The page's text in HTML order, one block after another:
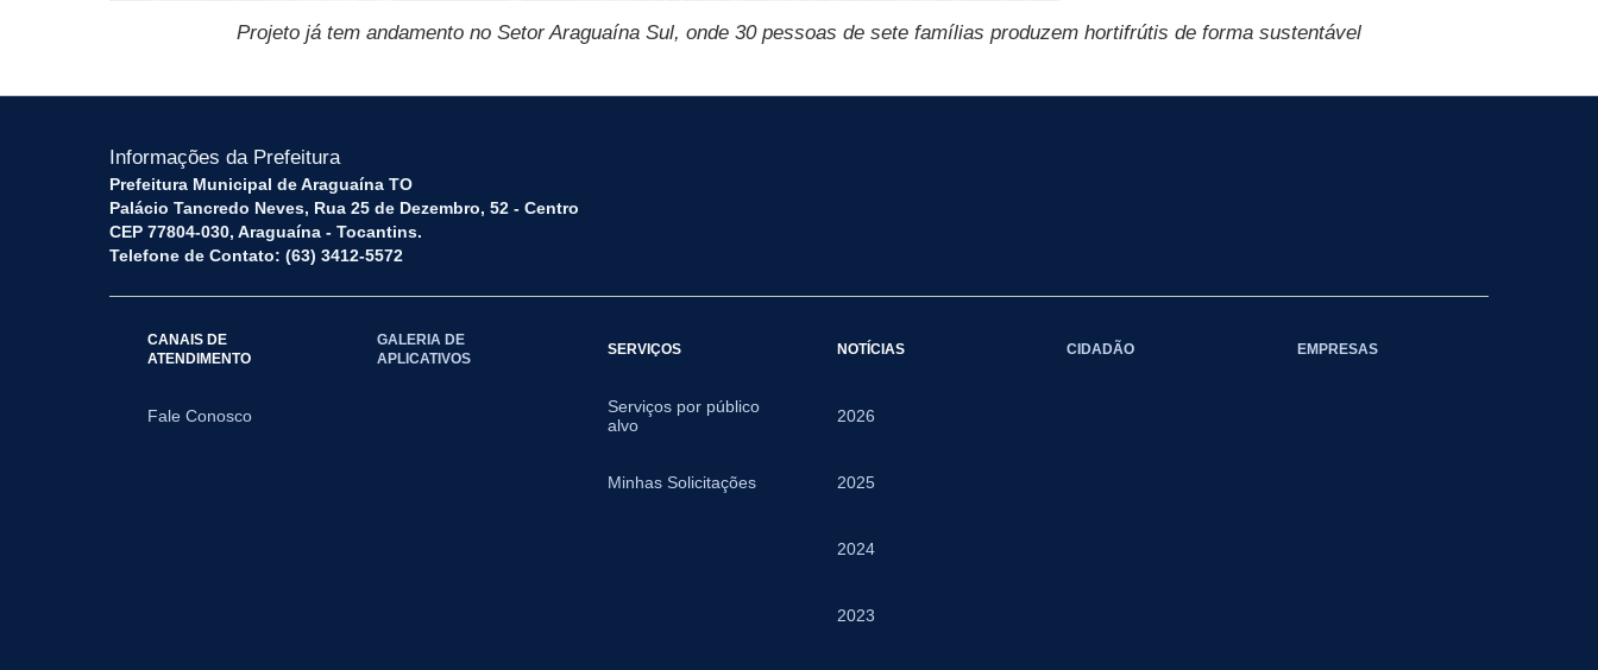
Projeto já tem andamento no Setor Araguaína Sul, onde 30 pessoas de sete famílias produzem hortifrútis de forma sustentável
Informações da Prefeitura
Prefeitura Municipal de Araguaína TO
Palácio Tancredo Neves, Rua 25 de Dezembro, 52 - Centro
CEP 77804-030, Araguaína - Tocantins.
Telefone de Contato: (63) 3412-5572
CANAIS DE
ATENDIMENTO
Fale Conosco
GALERIA DE
APLICATIVOS
SERVIÇOS
Serviços por público
alvo
Minhas Solicitações
NOTÍCIAS
2026
2025
2024
2023
CIDADÃO EMPRESAS